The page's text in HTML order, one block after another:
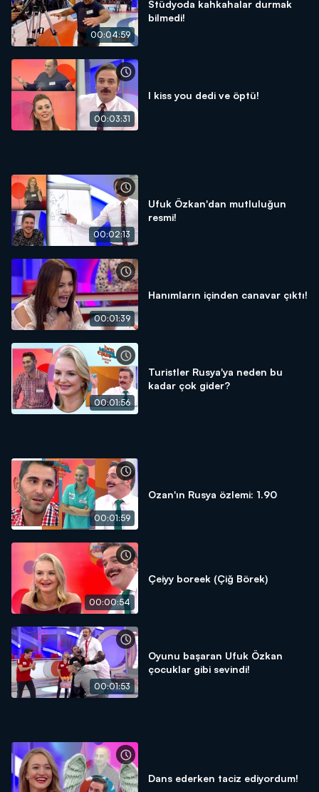
00:04:59
Stüdyoda kahkahalar durmak
bilmedi!
00:03:31
I kiss you dedi ve öptü!
00:02:13
Ufuk Özkan'dan mutluluğun
resmi!
00:01:39
Hanımların içinden canavar çıktı!
00:01:56
Turistler Rusya'ya neden bu
kadar çok gider?
00:01:59
Ozan'ın Rusya özlemi: 1.90
00:00:54
Çeiyy boreek (Çiğ Börek)
00:01:53
Oyunu başaran Ufuk Özkan
çocuklar gibi sevindi!
Dans ederken taciz ediyordum!